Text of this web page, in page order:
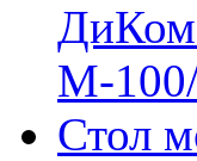
М-
Стол